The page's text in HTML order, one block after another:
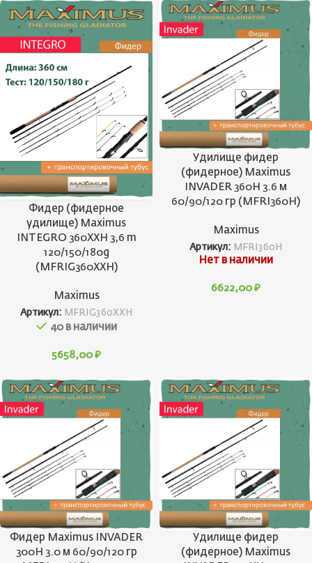
Фидер (фидерное
удилище) Maximus
INTEGRO 360XXH 3,6 m
120/150/180g
(MFRIG360XXH)
Maximus
Артикул: MFRIG360XXH
40 в наличии
5658,00 ₽
Удилище фидер
(фидерное) Maximus
INVADER 360H 3.6 м
60/90/120 гр (MFRI360H)
Maximus
Артикул: MFRI360H
Нет в наличии
6622,00 ₽
Фидер Maximus INVADER
300H 3.0 м 60/90/120 гр
Удилище фидер
(фидерное) Maximus